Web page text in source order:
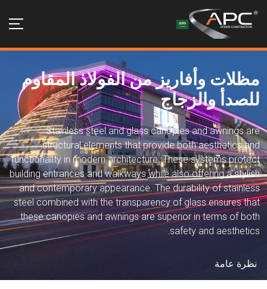
مظلات وأفاريز من الفولاذ المقاوم
للصدأ والزجاج
Stainless steel and glass canopies and awnings are
structural elements that provide both aesthetics and
functionality in modern architecture. These systems protect
building entrances and walkways while also offering a stylish
and contemporary appearance. The durability of stainless
steel combined with the transparency of glass ensures that
these canopies and awnings are superior in terms of both
safety and aesthetics.
نظرة عامة